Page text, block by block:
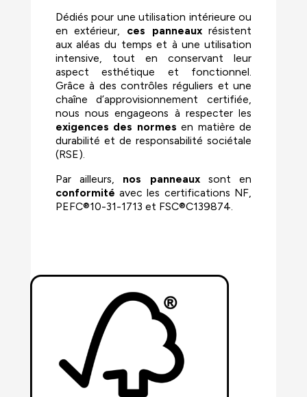
Dédiés pour une utilisation intérieure ou
en extérieur, ces panneauxrésistent
aux aléas du temps et à une utilisation
intensive, tout en conservant leur
aspect esthétique et fonctionnel.
Grâce à des contrôles réguliers et une
chaîne d’approvisionnement certifiée,
nous nous engageons à respecter les
exigences des normes en matière de
durabilité et de responsabilité sociétale
(RSE).
Par ailleurs, nos panneauxsont en
conformité avec les certifications NF,
PEFC®10-31-1713 et FSC®C139874.